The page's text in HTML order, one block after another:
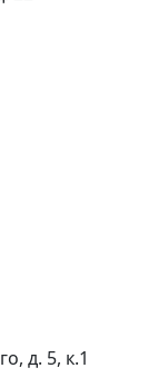
д. 5, к.1